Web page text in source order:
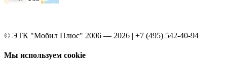
© ЭТК "Мобил Плюс" 2006 — 2026 | +7 (495) 542-40-94
Мы используем cookie